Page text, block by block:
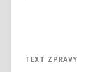
TEXT ZPRÁVY